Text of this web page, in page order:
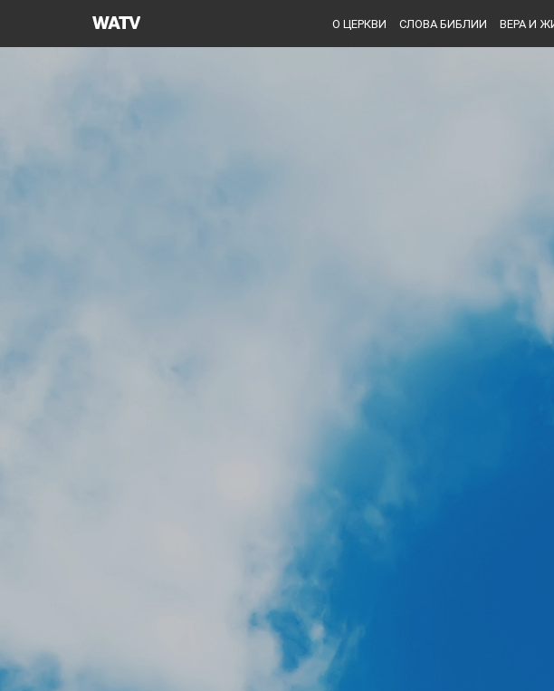
Церковь
О ЦЕРКВИ СЛОВА БИБЛИИ ВЕРА И